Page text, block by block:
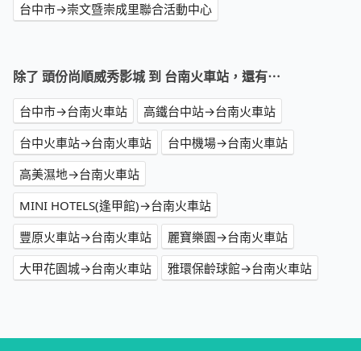
台中市→崇文暨崇成里聯合活動中心
除了 頭份尚順威秀影城 到 台南火車站，還有⋯
台中市→台南火車站
高鐵台中站→台南火車站
台中火車站→台南火車站
台中機場→台南火車站
高美濕地→台南火車站
MINI HOTELS(逢甲館)→台南火車站
豐原火車站→台南火車站
麗寶樂園→台南火車站
大甲花園城→台南火車站
雅環保齡球館→台南火車站